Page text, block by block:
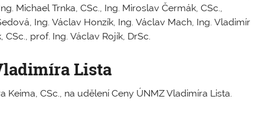
­Michael Trnka, CSc., Ing. Miroslav Čermák, CSc.,
Ing. Václav Honzík, Ing. Václav Mach, Ing. ­Vladimír
prof. Ing. ­Václav ­Rojík, DrSc.
Lista
CSc., na udělení Ceny ÚNMZ Vladimíra Lista.